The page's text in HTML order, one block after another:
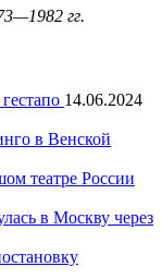
гг.
14.06.2024
в Венской
театре России
в Москву через